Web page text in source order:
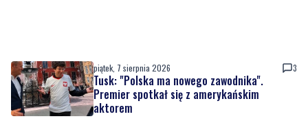
piątek, 7 sierpnia 2026 3
Tusk: "Polska ma nowego zawodnika".
Premier spotkał się z amerykańskim
aktorem